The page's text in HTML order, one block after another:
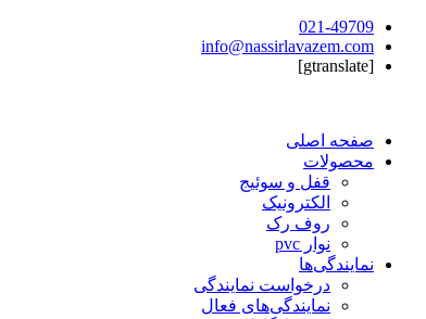
021-49709
info@nassirlavazem.com
[gtranslate]
صفحه اصلی
محصولات
قفل و سوئیج
الکترونیک
روف رک
نوار pvc
نمایندگی‌ها
درخواست نمایندگی
نمایندگی‌های فعال